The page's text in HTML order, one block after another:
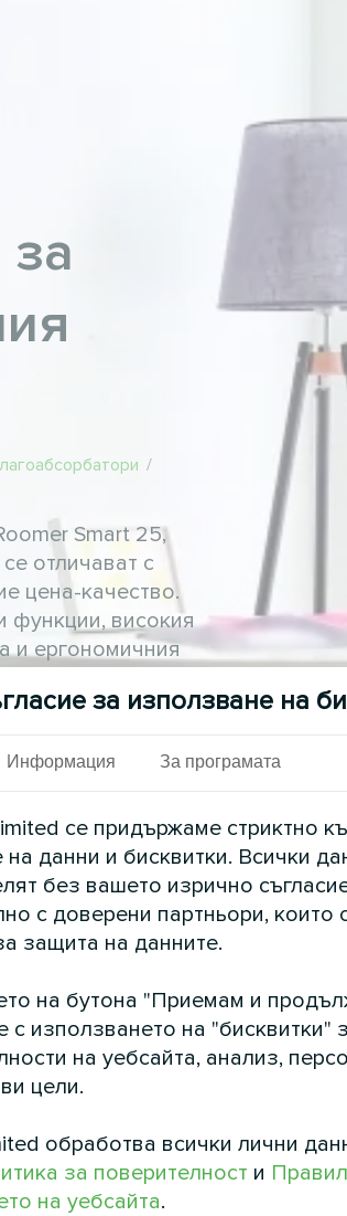
/
Smart 25,
отличават с
цена-качество.
функции, високия
и ергономичния
популярни сред
чрез
създавате различни
за използване на
Информация За програмата
се придържаме стриктно
на данни и бисквитки. Всички
без вашето изрично
с доверени партньори, които
защита на данните.
на бутона "Приемам и
с използването на "бисквитки"
на уебсайта, анализ,
цели.
обработва всички лични
за поверителност и
на уебсайта.